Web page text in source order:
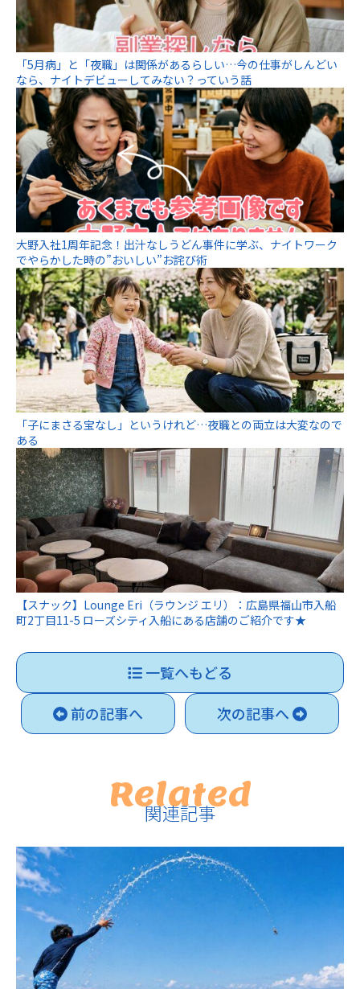
「5月病」と「夜職」は関係があるらしい…今の仕事がしんどい
なら、ナイトデビューしてみない？っていう話
大野入社1周年記念！出汁なしうどん事件に学ぶ、ナイトワーク
でやらかした時の”おいしい”お詫び術
「子にまさる宝なし」というけれど…夜職との両立は大変なので
ある
【スナック】Lounge Eri（ラウンジ エリ）：広島県福山市入船
町2丁目11-5 ローズシティ入船にある店舗のご紹介です★
一覧へもどる
前の記事へ
次の記事へ
Related
関連記事